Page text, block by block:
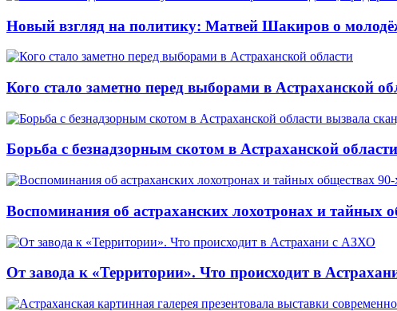
Новый взгляд на политику: Матвей Шакиров о
Кого стало заметно перед выборами в Астраханской
Борьба с безнадзорным скотом в Астраханской
Воспоминания об астраханских лохотронах и тайных
От завода к «Территории». Что происходит в